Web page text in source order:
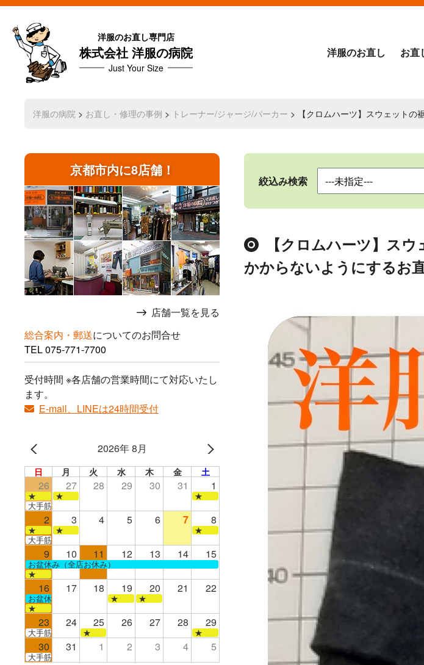
洋服のお直し専門店
株式会社 洋服の病院
Just Your Size
洋服のお直し お直
洋服の病院 > お直し・修理の事例 > トレーナー/ジャージ/パーカー > 【クロムハーツ】スウェットの
京都市内に8店舗！
店舗一覧を見る
総合案内・郵送についてのお問合せ
TEL075-771-7700
受付時間 ※各店舗の営業時間にて対応いたし
ます。
E-mail、LINEは24時間受付
2026年 8月
日 月 火 水 木 金 土
26 27 28 29 30 31 1
★ ★
★
大手筋店のみ営業
2 3 4 5 6 7 8
★ ★
★
大手筋
9 10 11 12 13 14 15
お盆休み（全店お休み）
★
16 17 18 19 20 21 22
お盆休み（全店お休み）★
★
★
23 24 25 26 27 28 29
大手筋 ★ ★
30 31 1 2 3 4 5
大手筋
絞込み検索
【クロムハーツ】ス
かからないようにするお